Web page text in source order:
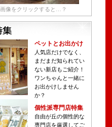
画像をクリックすると…？
ペットとお出かけ
人気店だけでなく、
まだまだ知られてい
ない新店もご紹介！
ワンちゃんと一緒に
お出かけしません
か？
個性派専門店特集
自由が丘の個性的な
専門店を厳選してご